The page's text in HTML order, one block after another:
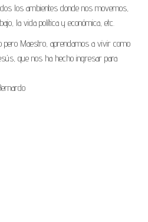
los ambientes donde nos movemos,
la vida política y económica, etc.
pero Maestro, aprendamos a vivir como
que nos ha hecho ingresar para